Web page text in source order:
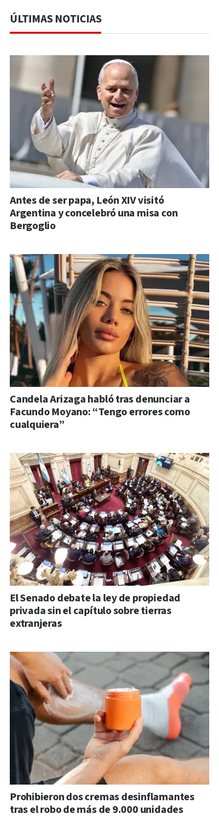
ÚLTIMAS NOTICIAS
Antes de ser papa, León XIV visitó
Argentina y concelebró una misa con
Bergoglio
Candela Arizaga habló tras denunciar a
Facundo Moyano: “Tengo errores como
cualquiera”
El Senado debate la ley de propiedad
privada sin el capítulo sobre tierras
extranjeras
Prohibieron dos cremas desinflamantes
tras el robo de más de 9.000 unidades